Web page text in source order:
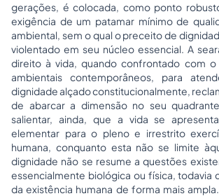
gerações, é colocada, como ponto
exigência de um patamar mínimo de
ambiental, sem o qual o preceito de
violentado em seu núcleo essencial. A
direito à vida, quando confrontado com
ambientais contemporâneos, para
dignidade alçado constitucionalmente,
de abarcar a dimensão no seu
salientar, ainda, que a vida se
elementar para o pleno e irrestrito
humana, conquanto esta não se limite
dignidade não se resume a questões
essencialmente biológica ou física, todavia
da existência humana de forma mais